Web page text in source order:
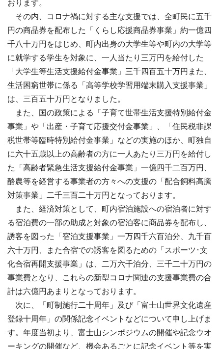
おります。
その内、コロナ禍に対する主な支援では、全町民に五千
円の商品券を配布した「くらし応援商品券事業」約一億四
千八十万円をはじめ、町内出身の大学生等や町内の大学等
に就学する学生を対象に、一人当たり三万円を給付した
「大学生等生活支援給付金事業」三千四百五十万円また、
生活困窮世帯に係る「高等学校学習用端末購入支援事業」
は、三百五十万円となりました。
また、国の政策による「子育て世帯生活支援特別給付金
事業」や「出産・子育て応援交付金事業」、「住民税非課
税世帯等臨時特別給付金事業」などの実施のほか、町独自
に六十五歳以上の高齢者の方に一人あたり三万円を給付し
た「高齢者緊急生活支援給付金事業」一億四千二百万円、
酪農等を経営する事業者の方々への支援の「配合飼料高騰
対策事業」二千三百二十万円となっております。
また、経済対策として、町内宿泊施設への宿泊者に対す
る宿泊費の一部の助成と対象の宿泊客に商品券を配布し、
誘客を図った「宿泊支援事業」一万四千六百泊分、九千百
六十万円、また合宿での誘客を図るための「スポーツ･文
化合宿再開支援事業」は、二万六千泊分、三千二十万円の
事業費となり、これらの新型コロナ関連の支援事業費の合
計は六億円あまりとなっております。
次に、「町制施行二十周年」及び「富士山世界文化遺産
登録十周年」の関係記念イベントなどについて申し上げま
す。年度当初より、富士山シンポジウムの開催や記念ウオ
ーキングの開催など、機会あるごとに記念イベント等を実